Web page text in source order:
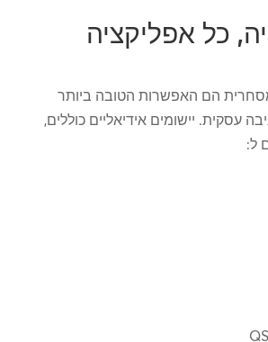
כל אפליקציה
הם האפשרות הטובה ביותר
עסקית. יישומים אידיאליים כוללים,
ל: